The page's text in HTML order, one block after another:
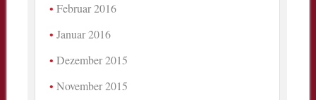
Februar 2016
Januar 2016
Dezember 2015
November 2015